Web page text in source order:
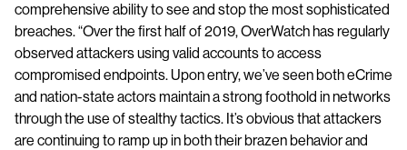
comprehensive ability to see and stop the most sophisticated
breaches. “Over the first half of 2019, OverWatch has regularly
observed attackers using valid accounts to access
compromised endpoints. Upon entry, ​we’ve seen both eCrime
and nation-state actors maintain a strong foothold in networks
through the use of stealthy tactics. It’s obvious that attackers
are continuing to ramp up in both their brazen behavior and